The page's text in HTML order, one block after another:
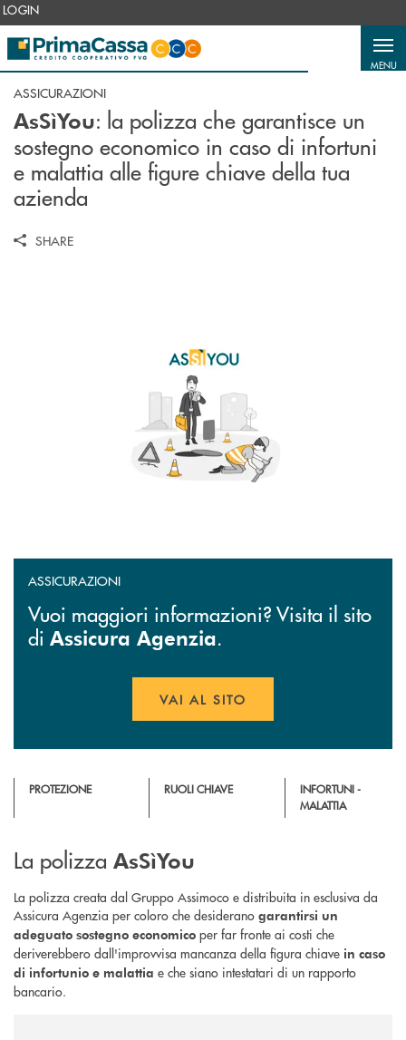
Salta al contenuto principale
LOGIN
MENU
ASSICURAZIONI
AsSìYou: la polizza che garantisce un
sostegno economico in caso di infortuni
e malattia alle figure chiave della tua
azienda
SHARE
ASSICURAZIONI
Vuoi maggiori informazioni? Visita il sito
di Assicura Agenzia.
VAI AL SITO
PROTEZIONE RUOLI CHIAVE
INFORTUNI -
MALATTIA
La polizza AsSìYou
La polizza creata dal Gruppo Assimoco e distribuita in esclusiva da
Assicura Agenzia per coloro che desiderano garantirsi un
adeguato sostegno economico per far fronte ai costi che
deriverebbero dall'improvvisa mancanza della figura chiave in caso
di infortunio e malattia e che siano intestatari di un rapporto
bancario.